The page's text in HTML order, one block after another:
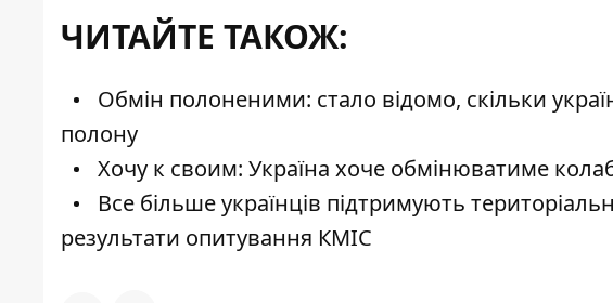
ЧИТАЙТЕ ТАКОЖ:
Обмін полоненими: стало відомо, скільки
полону
Хочу к своим: Україна хоче обмінюватиме
Все більше українців підтримують
результати опитування КМІС